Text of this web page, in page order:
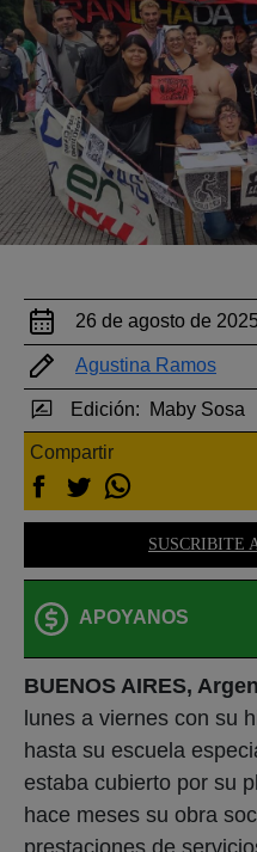
26 de agosto de 2025
Agustina Ramos
Edición: Maby Sosa
Compartir
SUSCRIBITE
APOYANOS
BUENOS AIRES,
lunes a viernes con su
hasta su escuela
estaba cubierto por su
hace meses su obra
prestaciones de